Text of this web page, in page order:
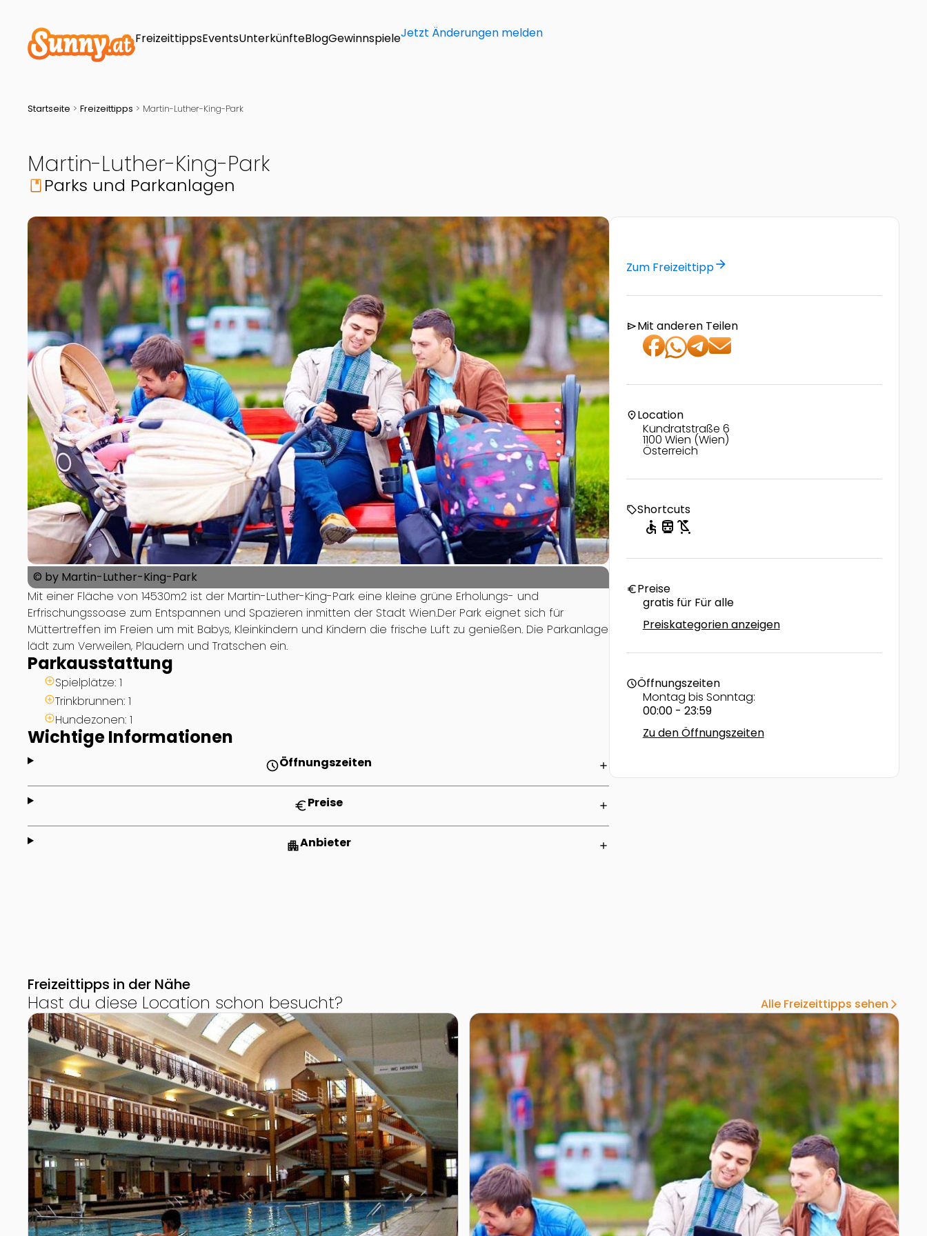
FreizeittippsEventsUnterkünfteBlogGewinnspieleJetzt Änderungen melden
Startseite > Freizeittipps > Martin-Luther-King-Park
Martin-Luther-King-Park
book Parks und Parkanlagen
© by Martin-Luther-King-Park
Mit einer Fläche von 14530m2 ist der Martin-Luther-King-Park eine kleine grüne Erholungs- und
Erfrischungssoase zum Entspannen und Spazieren inmitten der Stadt Wien.Der Park eignet sich für
Müttertreffen im Freien um mit Babys, Kleinkindern und Kindern die frische Luft zu genießen. Die Parkanlage
lädt zum Verweilen, Plaudern und Tratschen ein.
Parkausstattung
Spielplätze: 1
Trinkbrunnen: 1
Hundezonen: 1
Wichtige Informationen
scheduleÖffnungszeiten add
euroPreise add
apartmentAnbieter add
Zum Freizeittipparrow_forward
sendMit anderen Teilen
location_onLocation
Kundratstraße 6
1100 Wien (Wien)
Österreich
local_offerShortcuts
accessible directions_transit child_friendly
euroPreise
gratis für Für alle
Preiskategorien anzeigen
scheduleÖffnungszeiten
Montag bis Sonntag:
00:00 - 23:59
Zu den Öffnungszeiten
Freizeittipps in der Nähe
Hast du diese Location schon besucht? Alle Freizeittipps sehen arrow_forward_ios
Zur Detailseite von Amalienbad Zur Detailseite von Grünanlage Reumannplatz